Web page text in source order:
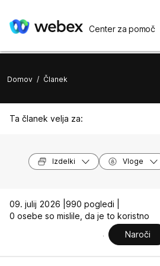
Center za pomoč
Domov / Članek
Ta članek velja za:
Izdelki Vloge
09. julij 2026 | 990 pogledi |
0 osebe so mislile, da je to koristno
Naroči